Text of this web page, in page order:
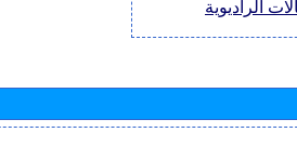
الراديوية